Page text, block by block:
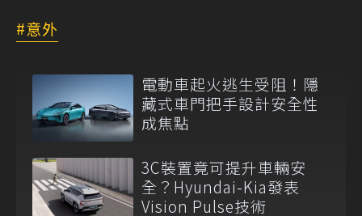
意外
電動車起火逃生受阻！隱
藏式車門把手設計安全性
成焦點
3C裝置竟可提升車輛安
全？Hyundai-Kia發表
Vision Pulse技術